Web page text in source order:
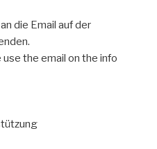
die Email auf der
the email on the info